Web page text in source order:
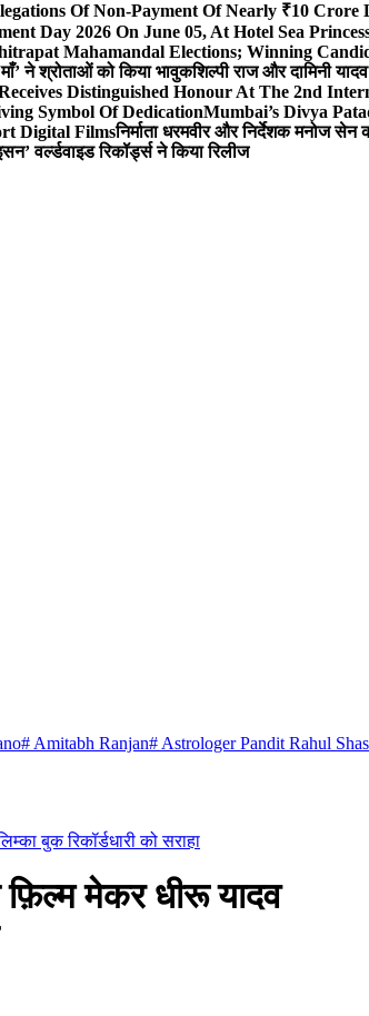
Of Non-Payment Of Nearly ₹10
Day 2026 On June 05, At Hotel Sea
Mahamandal Elections; Winning
ने श्रोताओं को किया भावुकशिल्पी राज और दामिनी
Distinguished Honour At The 2nd
Symbol Of DedicationMumbai’s Divya
Digital Filmsनिर्माता धरमवीर और निर्देशक मनोज
वर्ल्डवाइड रिकॉर्ड्स ने किया रिलीज
# Amitabh Ranjan# Astrologer Pandit Rahul
बुक रिकॉर्डधारी को सराहा
फ़िल्म मेकर धीरू यादव